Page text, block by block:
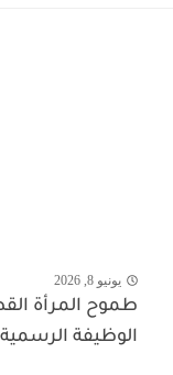
يونيو 8, 2026
طموح المرأة
الوظيفة الرسمية